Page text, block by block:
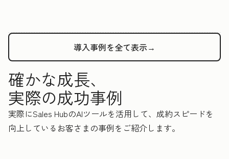
導入事例を全て表示→
確かな成長、
実際の成功事例
実際にSales HubのAIツールを活用して、成約スピードを
向上しているお客さまの事例をご紹介します。